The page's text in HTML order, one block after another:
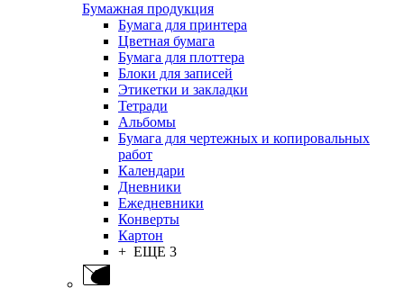
Бумажная продукция
Бумага для принтера
Цветная бумага
Бумага для плоттера
Блоки для записей
Этикетки и закладки
Тетради
Альбомы
Бумага для чертежных и копировальных
работ
Календари
Дневники
Ежедневники
Конверты
Картон
+ ЕЩЕ 3